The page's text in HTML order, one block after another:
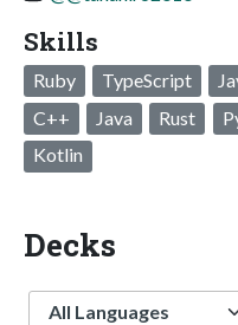
Skills
Ruby TypeScript
C++
Java Rust
Kotlin
Decks
Language